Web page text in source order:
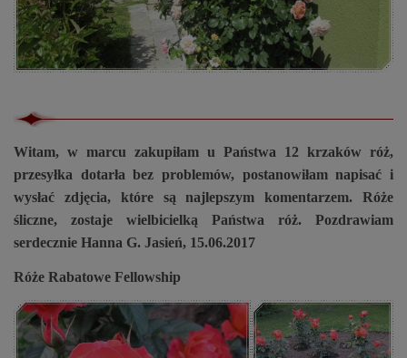
Witam, w marcu zakupiłam u Państwa 12 krzaków róż,
przesyłka dotarła bez problemów, postanowiłam napisać i
wysłać zdjęcia, które są najlepszym komentarzem. Róże
śliczne, zostaje wielbicielką Państwa róż. Pozdrawiam
serdecznie Hanna G. Jasień, 15.06.2017
Róże Rabatowe Fellowship